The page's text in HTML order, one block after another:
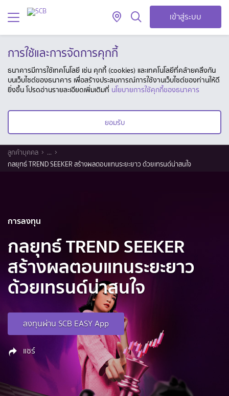
เข้าสู่ระบบ
การใช้และการจัดการคุกกี้
ธนาคารมีการใช้เทคโนโลยี เช่น คุกกี้ (cookies) และเทคโนโลยีที่คล้ายคลึงกัน
บนเว็บไซต์ของธนาคาร เพื่อสร้างประสบการณ์การใช้งานเว็บไซต์ของท่านให้ดี
ยิ่งขึ้น โปรดอ่านรายละเอียดเพิ่มเติมที่ นโยบายการใช้คุกกี้ของธนาคาร
ยอมรับ
ลูกค้าบุคคล
...
กลยุทธ์ TREND SEEKER สร้างผลตอบแทนระยะยาว ด้วยเทรนด์น่าสนใจ
การลงทุน
กลยุทธ์ TREND SEEKER
สร้างผลตอบแทนระยะยาว
ด้วยเทรนด์น่าสนใจ
ลงทุนผ่าน SCB EASY App
แชร์